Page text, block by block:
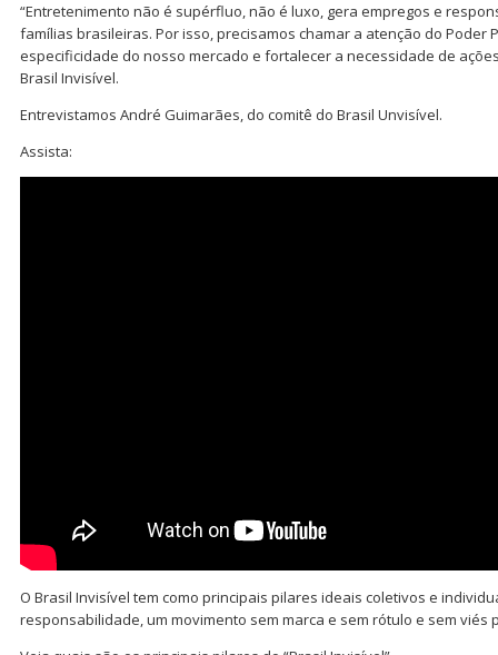
“Entretenimento não é supérfluo, não é luxo, gera empregos e
famílias brasileiras. Por isso, precisamos chamar a atenção do Poder
especificidade do nosso mercado e fortalecer a necessidade de
Brasil Invisível.
Entrevistamos André Guimarães, do comitê do Brasil Unvisível.
Assista:
O Brasil Invisível tem como principais pilares ideais coletivos e
responsabilidade, um movimento sem marca e sem rótulo e sem viés